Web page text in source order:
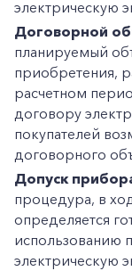
электрическую
Договорной
планируемый
приобретения,
расчетном
договору
покупателей
договорного
Допуск
процедура, в
определяется
использованию
электрическую